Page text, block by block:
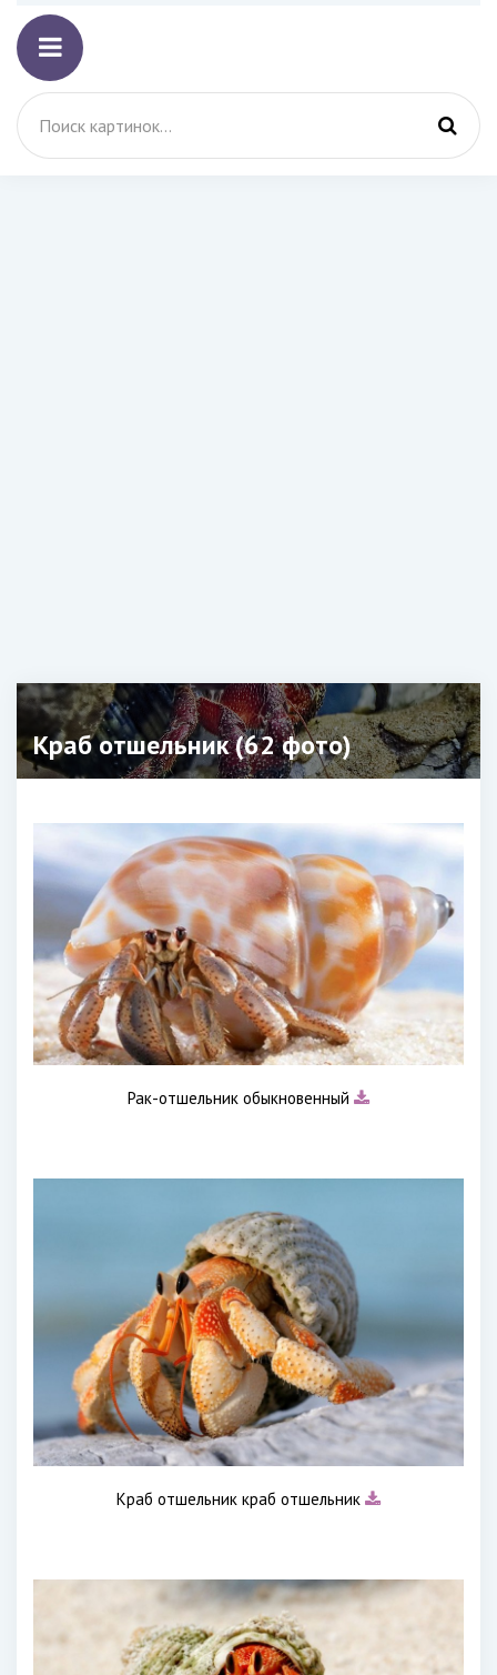
Краб отшельник (62 фото)
Рак-отшельник обыкновенный
Краб отшельник краб отшельник